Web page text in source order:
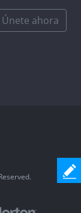
Únete ahora